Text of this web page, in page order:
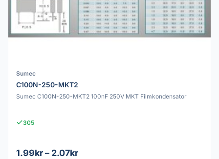
Sumec
C100N-250-MKT2
Sumec C100N-250-MKT2 100nF 250V MKT Filmkondensator
305
1.99kr – 2.07kr